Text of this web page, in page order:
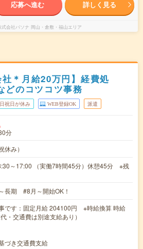
応募へ進む 詳しく見る
式会社パソナ 岡山・倉敷・福山エリア
社＊月給20万円】経費処
どのコツコツ事務
祝日が休み WEB登録OK 派遣
分
休み）
～17:00 （実働7時間45分）休憩45分 ※残
長期 #8月～開始OK！
です：固定月給 204100円 ※時給換算 時給
・交通費は別途支給あり）
づき交通費支給